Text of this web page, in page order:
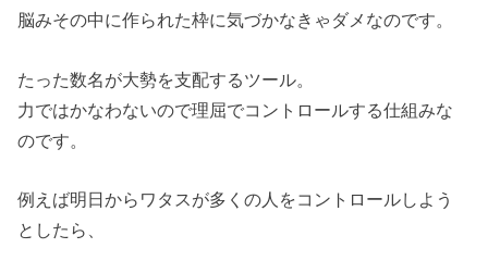
脳みその中に作られた枠に気づかなきゃダメなのです。
たった数名が大勢を支配するツール。
力ではかなわないので理屈でコントロールする仕組みな
のです。
例えば明日からワタスが多くの人をコントロールしよう
としたら、